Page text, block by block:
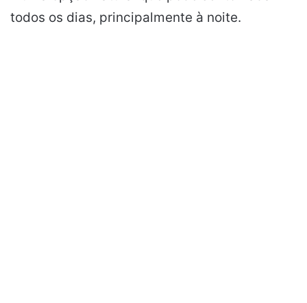
todos os dias, principalmente à noite.